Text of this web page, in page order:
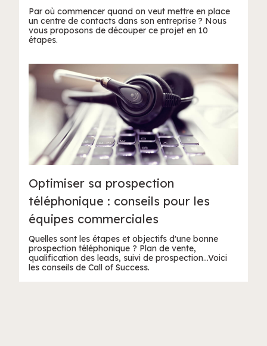
Par où commencer quand on veut mettre en place
un centre de contacts dans son entreprise ? Nous
vous proposons de découper ce projet en 10
étapes.
Optimiser sa prospection
téléphonique : conseils pour les
équipes commerciales
Quelles sont les étapes et objectifs d'une bonne
prospection téléphonique ? Plan de vente,
qualification des leads, suivi de prospection...Voici
les conseils de Call of Success.